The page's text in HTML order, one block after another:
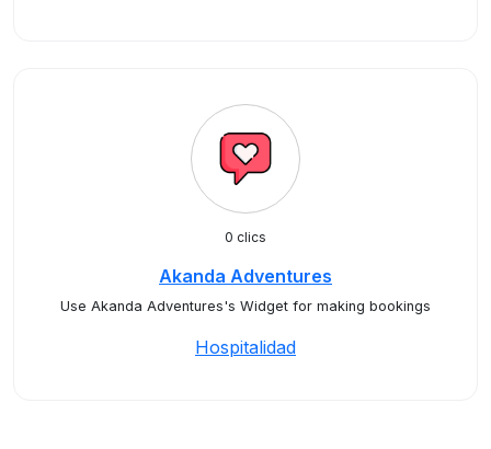
0 clics
Akanda Adventures
Use Akanda Adventures's Widget for making bookings
Hospitalidad